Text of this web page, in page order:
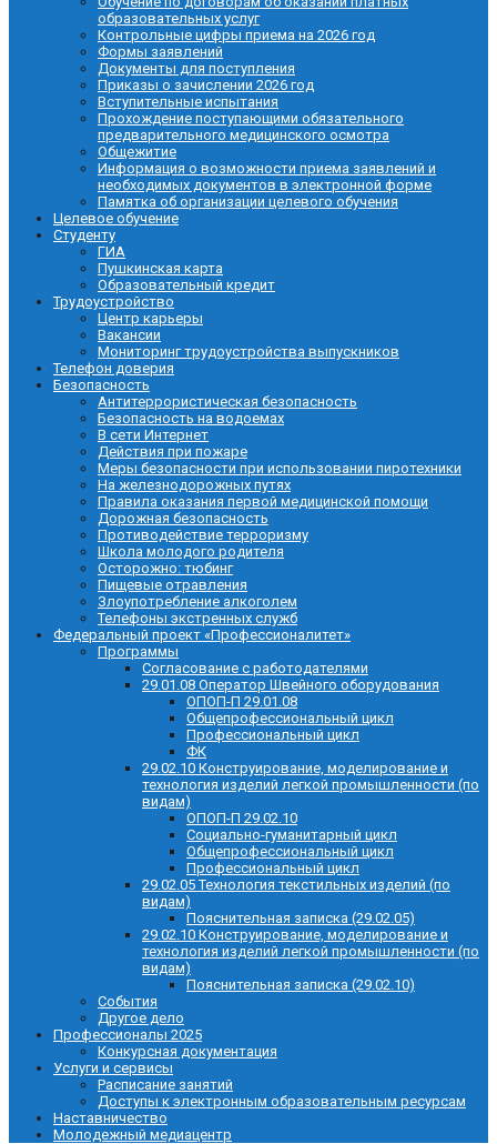
образовательных услуг
Контрольные цифры приема на 2026 год
Формы заявлений
Документы для поступления
Приказы о зачислении 2026 год
Вступительные испытания
Прохождение поступающими обязательного
предварительного медицинского осмотра
Общежитие
Информация о возможности приема заявлений и
необходимых документов в электронной форме
Памятка об организации целевого обучения
Целевое обучение
Студенту
ГИА
Пушкинская карта
Образовательный кредит
Трудоустройство
Центр карьеры
Вакансии
Мониторинг трудоустройства выпускников
Телефон доверия
Безопасность
Антитеррористическая безопасность
Безопасность на водоемах
В сети Интернет
Действия при пожаре
Меры безопасности при использовании пиротехники
На железнодорожных путях
Правила оказания первой медицинской помощи
Дорожная безопасность
Противодействие терроризму
Школа молодого родителя
Осторожно: тюбинг
Пищевые отравления
Злоупотребление алкоголем
Телефоны экстренных служб
Федеральный проект «Профессионалитет»
Программы
Согласование с работодателями
29.01.08 Оператор Швейного оборудования
ОПОП-П 29.01.08
Общепрофессиональный цикл
Профессиональный цикл
ФК
29.02.10 Конструирование, моделирование и
технология изделий легкой промышленности (по
видам)
ОПОП-П 29.02.10
Социально-гуманитарный цикл
Общепрофессиональный цикл
Профессиональный цикл
29.02.05 Технология текстильных изделий (по
видам)
Пояснительная записка (29.02.05)
29.02.10 Конструирование, моделирование и
технология изделий легкой промышленности (по
видам)
Пояснительная записка (29.02.10)
События
Другое дело
Профессионалы 2025
Конкурсная документация
Услуги и сервисы
Расписание занятий
Доступы к электронным образовательным ресурсам
Наставничество
Молодежный медиацентр